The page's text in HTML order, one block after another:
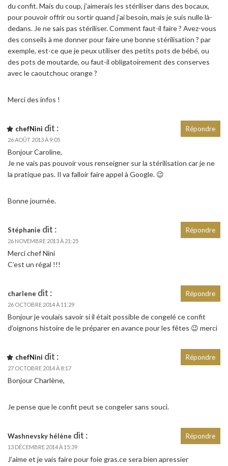
du confit. Mais du coup, j’aimerais les stériliser dans des bocaux,
pour pouvoir offrir ou sortir quand j’ai besoin, mais je suis nulle là-
dedans. Je ne sais pas stériliser. Comment faut-il faire ? Avez-vous
des conseils à me donner pour faire une bonne stérilisation ? par
exemple, est-ce que je peux utiliser des petits pots de bébé, ou
des pots de moutarde, ou faut-il obligatoirement des conserves
avec le caoutchouc orange ?
Merci des infos !
chefNini dit :
26 AOÛT 2013 À 9:05
Bonjour Caroline,
Je ne vais pas pouvoir vous renseigner sur la stérilisation car je ne
la pratique pas. Il va falloir faire appel à Google. 😉
Bonne journée.
Répondre
Stéphanie dit :
26 NOVEMBRE 2013 À 21:25
Merci chef Nini
C’est un régal !!!
Répondre
charlene dit :
26 OCTOBRE 2014 À 11:29
Bonjour je voulais savoir si il était possible de congelé ce confit
d’oignons histoire de le préparer en avance pour les fêtes 😉 merci
Répondre
chefNini dit :
27 OCTOBRE 2014 À 8:17
Bonjour Charlène,
Je pense que le confit peut se congeler sans souci.
Répondre
Washnevsky hélène dit :
13 DÉCEMBRE 2014 À 15:39
J’aime et je vais faire pour foie gras.ce sera bien apressier
Répondre